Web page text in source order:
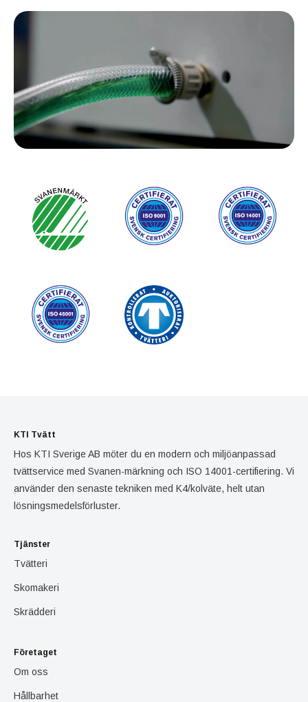
KTI Tvätt
Hos KTI Sverige AB möter du en modern och miljöanpassad
tvättservice med Svanen-märkning och ISO 14001-certifiering. Vi
använder den senaste tekniken med K4/kolväte, helt utan
lösningsmedelsförluster.
Tjänster
Tvätteri
Skomakeri
Skrädderi
Företaget
Om oss
Hållbarhet